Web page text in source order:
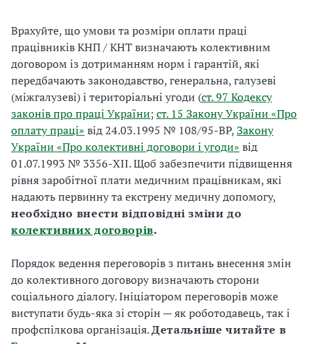
Врахуйте, що умови та розміри оплати праці
працівників КНП / КНТ визначають колективним
договором із дотриманням норм і гарантій, які
передбачають законодавство, генеральна, галузеві
(міжгалузеві) і територіальні угоди (ст. 97 Кодексу
законів про праці України;ст. 15 Закону України «Про
оплату праці» від 24.03.1995 № 108/95-ВР,Закону
України «Про колективні договори і угоди» від
01.07.1993 № 3356-XII. Щоб забезпечити підвищення
рівня заробітної плати медичним працівникам, які
надають первинну та екстрену медичну допомогу,
необхідно внести відповідні зміни до
колективних договорів.
Порядок ведення переговорів з питань внесення змін
до колективного договору визначають сторони
соціального діалогу. Ініціатором переговорів може
виступати будь-яка зі сторін — як роботодавець, так і
профспілкова організація.Детальніше читайте в